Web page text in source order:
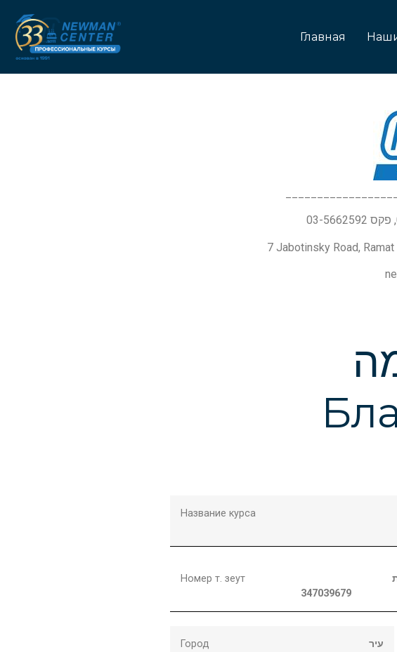
Главная
7 Jabotinsky Road,
Название курса
Номер т. зеут
347039679
Город
עיר